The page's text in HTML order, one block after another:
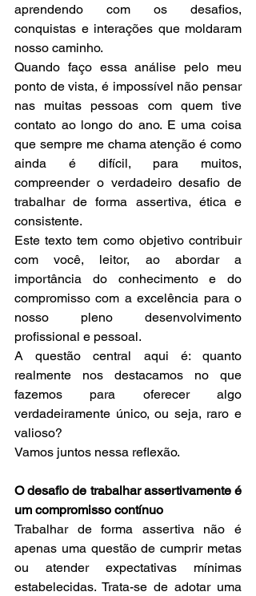
aprendendo com os desafios,
conquistas e interações que moldaram
nosso caminho.
Quando faço essa análise pelo meu
ponto de vista, é impossível não pensar
nas muitas pessoas com quem tive
contato ao longo do ano. E uma coisa
que sempre me chama atenção é como
ainda é difícil, para muitos,
compreender o verdadeiro desafio de
trabalhar de forma assertiva, ética e
consistente.
Este texto tem como objetivo contribuir
com você, leitor, ao abordar a
importância do conhecimento e do
compromisso com a excelência para o
nosso pleno desenvolvimento
profissional e pessoal.
A questão central aqui é: quanto
realmente nos destacamos no que
fazemos para oferecer algo
verdadeiramente único, ou seja, raro e
valioso?
Vamos juntos nessa reflexão.
O desafio de trabalhar assertivamente é
um compromisso contínuo
Trabalhar de forma assertiva não é
apenas uma questão de cumprir metas
ou atender expectativas mínimas
estabelecidas. Trata-se de adotar uma